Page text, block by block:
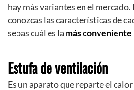
hay más variantes en el
conozcas las características de
sepas cuál es la más conveniente
Estufa de ventilación
Es un aparato que reparte el